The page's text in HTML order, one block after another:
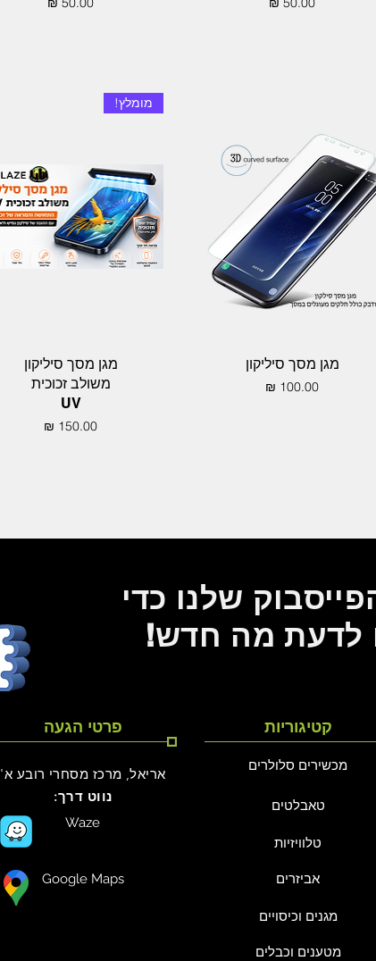
תצוגה מהירה
מגן מסך סיליקון
מחיר
תצוגה מהירה
מומלץ!
מגן מסך סיליקון
משולב זכוכית
UV
מחיר
שלנו כדי
לדעת מה חדש!
פרטי הגעה
אריאל, מרכז מסחרי רובע א'
נווט דרך:
Waze
Google Maps
קטיגוריות
מכשירים סלולרים
טאבלטים
טלוויזיות
אביזרים
מגנים וכיסויים
מטענים וכבלים